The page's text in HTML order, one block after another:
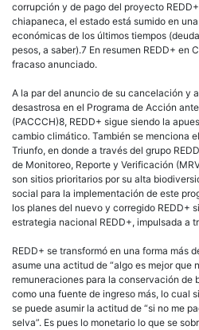
corrupción y de pago del proyecto
chiapaneca, el estado está sumido en
económicas de los últimos tiempos
pesos, a saber).7 En resumen REDD+ en
fracaso anunciado.
A la par del anuncio de su cancelación y
desastrosa en el Programa de Acción
(PACCCH)8, REDD+ sigue siendo la
cambio climático. También se menciona
Triunfo, en donde a través del grupo
de Monitoreo, Reporte y Verificación
son sitios prioritarios por su alta
social para la implementación de este
los planes del nuevo y corregido REDD+
estrategia nacional REDD+, impulsada a
REDD+ se transformó en una forma más
asume una actitud de “algo es mejor que
remuneraciones para la conservación de
como una fuente de ingreso más, lo cual
se puede asumir la actitud de “si no me
selva”. Es pues lo monetario lo que se